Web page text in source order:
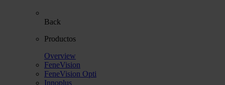
Back
Productos
Overview
FeneVision
FeneVision Opti
Innoplus